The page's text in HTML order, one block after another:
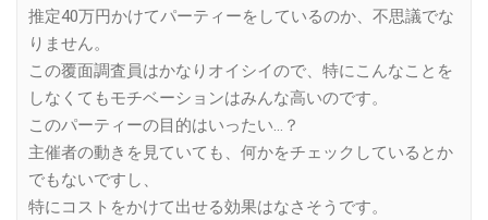
推定40万円かけてパーティーをしているのか、不思議でな
りません。
この覆面調査員はかなりオイシイので、特にこんなことを
しなくてもモチベーションはみんな高いのです。
このパーティーの目的はいったい…？
主催者の動きを見ていても、何かをチェックしているとか
でもないですし、
特にコストをかけて出せる効果はなさそうです。